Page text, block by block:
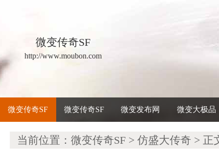
微变传奇SF
http://www.moubon.com
微变传奇SF 微变传奇SF 微变发布网 微变大极品
当前位置： 微变传奇SF > 仿盛大传奇 > 正